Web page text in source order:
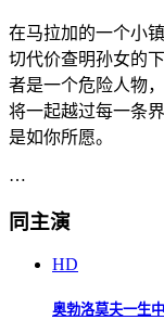
在马拉加的一个小
切代价查明孙女的
者是一个危险人物
将一起越过每一条
是如你所愿。
…
同主演
HD
奥勃洛莫夫一生